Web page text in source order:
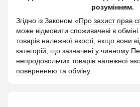
розумінням.
Згідно із Законом «Про захист прав
може відмовити споживачеві в
товарів належної якості, якщо вони
категорій, що зазначені у чинному
непродовольчих товарів належної
поверненню та обміну.